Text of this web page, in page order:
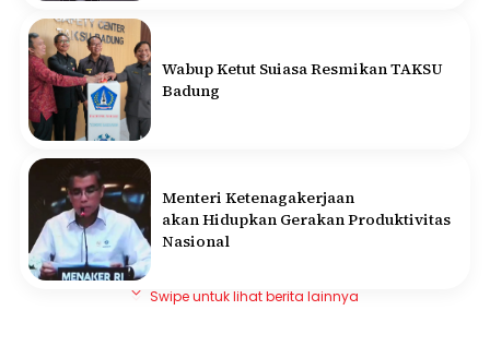
Wabup Ketut Suiasa Resmikan TAKSU
Badung
Menteri Ketenagakerjaan
akan Hidupkan Gerakan Produktivitas
Nasional
Swipe untuk lihat berita lainnya